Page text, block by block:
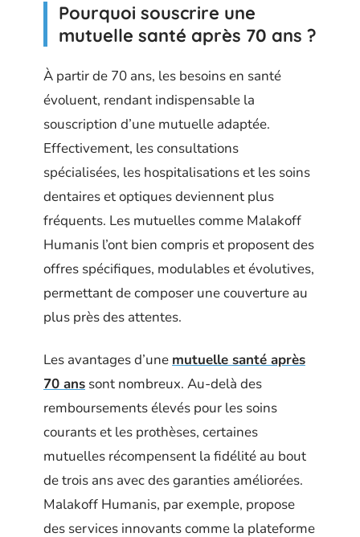
Pourquoi souscrire une
mutuelle santé après 70 ans ?
À partir de 70 ans, les besoins en santé
évoluent, rendant indispensable la
souscription d’une mutuelle adaptée.
Effectivement, les consultations
spécialisées, les hospitalisations et les soins
dentaires et optiques deviennent plus
fréquents. Les mutuelles comme Malakoff
Humanis l’ont bien compris et proposent des
offres spécifiques, modulables et évolutives,
permettant de composer une couverture au
plus près des attentes.
Les avantages d’une mutuelle santé après
70 ans sont nombreux. Au-delà des
remboursements élevés pour les soins
courants et les prothèses, certaines
mutuelles récompensent la fidélité au bout
de trois ans avec des garanties améliorées.
Malakoff Humanis, par exemple, propose
des services innovants comme la plateforme